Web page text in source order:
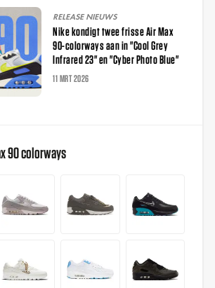
RELEASE NIEUWS
Nike kondigt twee frisse Air Max
90-colorways aan in "Cool Grey
Infrared 23" en "Cyber Photo Blue"
11 MRT 2026
90 colorways